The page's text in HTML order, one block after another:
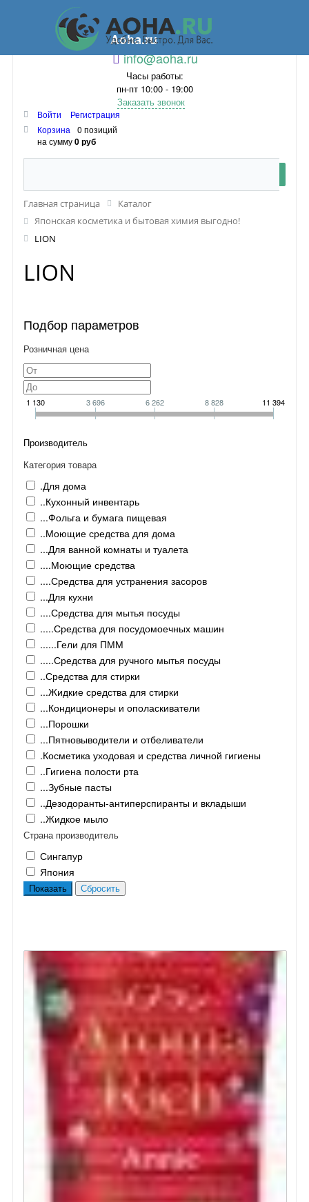
Aoha.ru
info@aoha.ru
Часы работы:
пн-пт 10:00 - 19:00
Заказать звонок
Войти
Регистрация
Корзина
0 позиций
на сумму0 руб
Главная страница
Каталог
Японская косметика и бытовая химия выгодно!
LION
LION
Подбор параметров
Розничная цена
1 130 3 696 6 262 8 828 11 394
Производитель
Категория товара
.Для дома
..Кухонный инвентарь
...Фольга и бумага пищевая
..Моющие средства для дома
...Для ванной комнаты и туалета
....Моющие средства
....Средства для устранения засоров
...Для кухни
....Средства для мытья посуды
.....Средства для посудомоечных машин
......Гели для ПММ
.....Средства для ручного мытья посуды
..Средства для стирки
...Жидкие средства для стирки
...Кондиционеры и ополаскиватели
...Порошки
...Пятновыводители и отбеливатели
.Косметика уходовая и средства личной гигиены
..Гигиена полости рта
...Зубные пасты
..Дезодоранты-антиперспиранты и вкладыши
..Жидкое мыло
Страна производитель
Сингапур
Япония